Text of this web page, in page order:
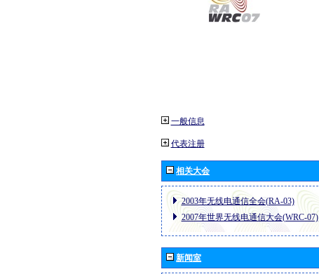
一般信息
代表注册
相关大会
2003年无线电通信全会(RA-03)
2007年世界无线电通信大会(WRC-07)
新闻室